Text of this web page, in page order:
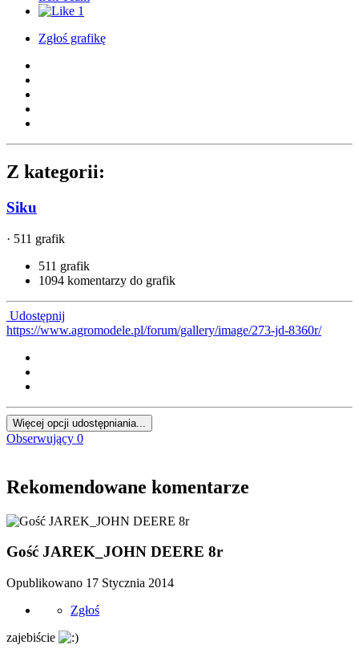
1
Zgłoś grafikę
Z kategorii:
Siku
· 511 grafik
511 grafik
1094 komentarzy do grafik
Udostępnij
https://www.agromodele.pl/forum/gallery/image/273-jd-8360r/
Więcej opcji udostępniania...
Obserwujący 0
Rekomendowane komentarze
Gość JAREK_JOHN DEERE 8r
Opublikowano 17 Stycznia 2014
Zgłoś
zajebiście